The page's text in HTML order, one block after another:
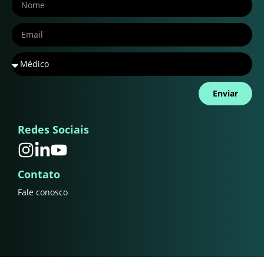
Enviar
Redes Sociais
Contato
Fale conosco